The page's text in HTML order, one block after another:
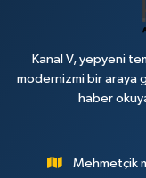
Kanal V, yepyeni
modernizmi bir araya
haber
Mehmetçik